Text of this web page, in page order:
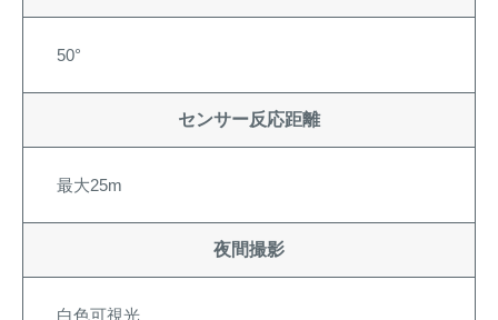
50°
センサー反応距離
最大25m
夜間撮影
白色可視光